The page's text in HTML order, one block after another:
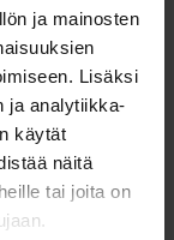
ja mainosten
Lisäksi
ja analytiikka-
käytät
näitä
tai joita on
leveys
tuntuu
tuntua
ottaa yhteyttä